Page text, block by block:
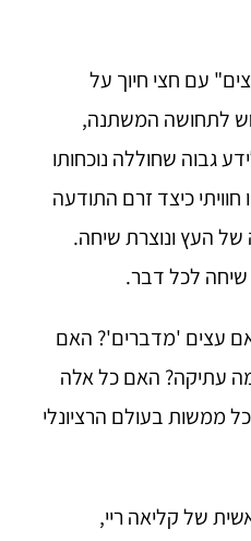
עם חצי חיוך על
לתחושה המשתנה,
גבוה שחוללה נוכחותו
כיצד זרם התודעה
העץ ונוצרת שיחה.
לכל דבר.
עצים 'מדברים'? האם
עתיקה? האם כל אלה
כל ממשות בעולם הרציונלי
של קליאה ריי,